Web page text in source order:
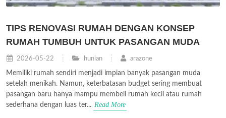
TIPS RENOVASI RUMAH DENGAN KONSEP
RUMAH TUMBUH UNTUK PASANGAN MUDA
2026-05-22 hunian arazone
Memiliki rumah sendiri menjadi impian banyak pasangan muda
setelah menikah. Namun, keterbatasan budget sering membuat
pasangan baru hanya mampu membeli rumah kecil atau rumah
sederhana dengan luas ter... Read More